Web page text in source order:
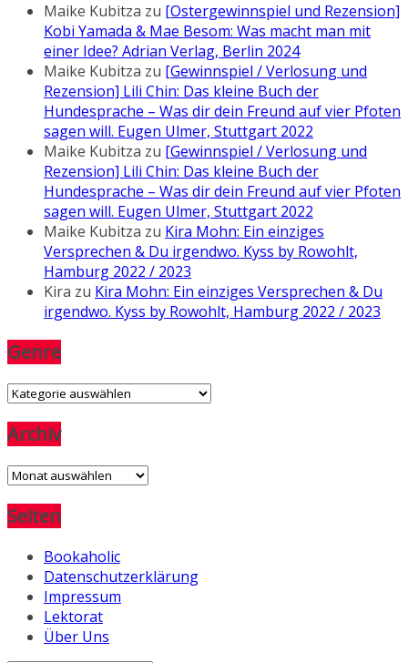
Maike Kubitza zu [Ostergewinnspiel und Rezension]
Kobi Yamada & Mae Besom: Was macht man mit
einer Idee? Adrian Verlag, Berlin 2024
Maike Kubitza zu [Gewinnspiel / Verlosung und
Rezension] Lili Chin: Das kleine Buch der
Hundesprache – Was dir dein Freund auf vier Pfoten
sagen will. Eugen Ulmer, Stuttgart 2022
Maike Kubitza zu [Gewinnspiel / Verlosung und
Rezension] Lili Chin: Das kleine Buch der
Hundesprache – Was dir dein Freund auf vier Pfoten
sagen will. Eugen Ulmer, Stuttgart 2022
Maike Kubitza zu Kira Mohn: Ein einziges
Versprechen & Du irgendwo. Kyss by Rowohlt,
Hamburg 2022 / 2023
Kira zu Kira Mohn: Ein einziges Versprechen & Du
irgendwo. Kyss by Rowohlt, Hamburg 2022 / 2023
Genre
Genre
Archiv
Archiv
Seiten
Bookaholic
Datenschutzerklärung
Impressum
Lektorat
Über Uns